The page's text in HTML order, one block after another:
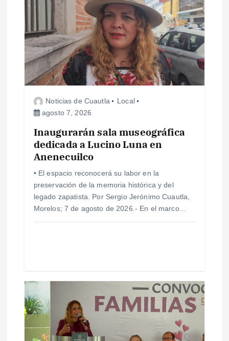
ó
n
d
e
s
Noticias de Cuautla
Local
agosto 7, 2026
Inaugurarán sala museográfica
dedicada a Lucino Luna en
Anenecuilco
• El espacio reconocerá su labor en la
preservación de la memoria histórica y del
legado zapatista. Por Sergio Jerónimo Cuautla,
Morelos; 7 de agosto de 2026.- En el marco…